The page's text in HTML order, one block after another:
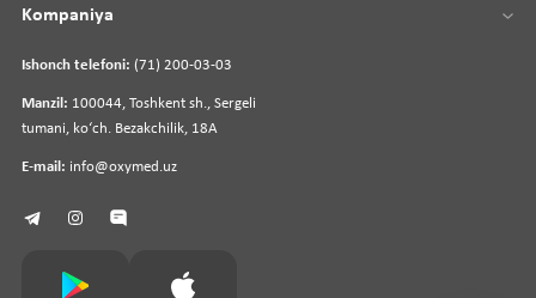
Ishonch telefoni: (71) 200-03-03
Manzil: 100044, Toshkent sh., Sergeli
tumani, koʻch. Bezakchilik, 18A
E-mail: info@oxymed.uz
Kompaniya